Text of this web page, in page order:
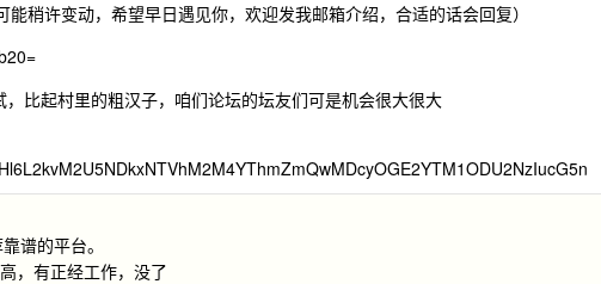
能稍许变动，希望早日遇见你，欢迎发我邮箱介绍，合适的话会回复）
比起村里的粗汉子，咱们论坛的坛友们可是机会很大很大
谱的平台。
，有正经工作，没了